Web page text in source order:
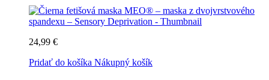
24,99 €
Pridať do košíka Nákupný košík